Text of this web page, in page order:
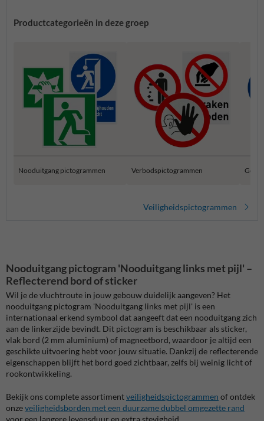
Productcategorieën in deze groep
Nooduitgang pictogrammen Verbodspictogrammen
Veiligheidspictogrammen
Nooduitgang pictogram 'Nooduitgang links met pijl' –
Reflecterend bord of sticker
Wil je de vluchtroute in jouw gebouw duidelijk aangeven? Het
nooduitgang pictogram 'Nooduitgang links met pijl' is een
internationaal erkend symbool dat aangeeft dat een nooduitgang zich
aan de linkerzijde bevindt. Dit pictogram is beschikbaar als sticker,
vlak bord (2 mm aluminium) of magneetbord, waardoor je altijd een
geschikte uitvoering hebt voor jouw situatie. Dankzij de reflecterende
eigenschappen blijft het bord goed zichtbaar, zelfs bij weinig licht of
rookontwikkeling.
Bekijk ons complete assortimentveiligheidspictogrammen of ontdek
onzeveiligheidsborden met een duurzame dubbel omgezette rand